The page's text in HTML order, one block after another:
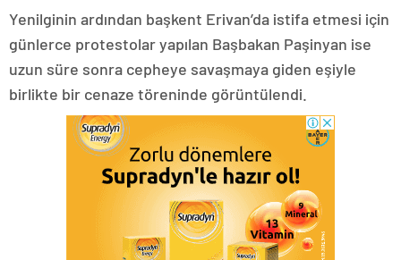
Yenilginin ardından başkent Erivan’da istifa etmesi için
günlerce protestolar yapılan Başbakan Paşinyan ise
uzun süre sonra cepheye savaşmaya giden eşiyle
birlikte bir cenaze töreninde görüntülendi.